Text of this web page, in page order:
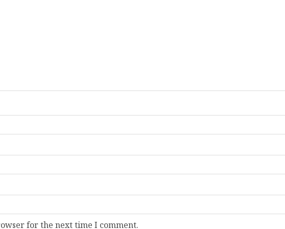
for the next time I comment.